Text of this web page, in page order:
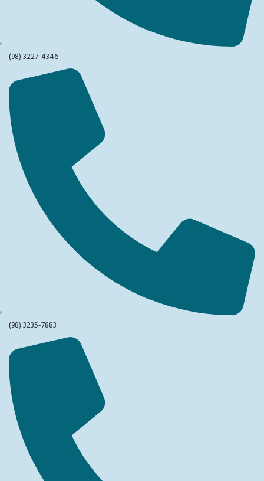
(98) 3227-4346
(98) 3235-7883